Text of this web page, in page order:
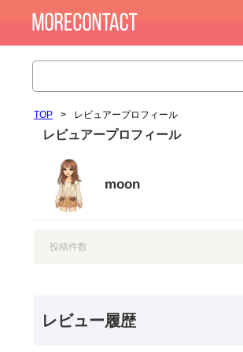
TOP > レビュアープロフィール
レビュアープロフィール
moon
投稿件数
レビュー履歴